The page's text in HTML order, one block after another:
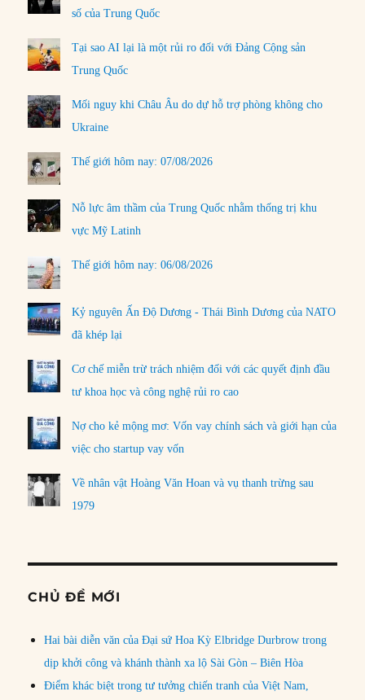
số của Trung Quốc
Tại sao AI lại là một rủi ro đối với Đảng Cộng sản
Trung Quốc
Mối nguy khi Châu Âu do dự hỗ trợ phòng không cho
Ukraine
Thế giới hôm nay: 07/08/2026
Nỗ lực âm thầm của Trung Quốc nhằm thống trị khu
vực Mỹ Latinh
Thế giới hôm nay: 06/08/2026
Kỷ nguyên Ấn Độ Dương - Thái Bình Dương của NATO
đã khép lại
Cơ chế miễn trừ trách nhiệm đối với các quyết định đầu
tư khoa học và công nghệ rủi ro cao
Nợ cho kẻ mộng mơ: Vốn vay chính sách và giới hạn của
việc cho startup vay vốn
Về nhân vật Hoàng Văn Hoan và vụ thanh trừng sau
1979
CHỦ ĐỀ MỚI
Hai bài diễn văn của Đại sứ Hoa Kỳ Elbridge Durbrow trong
dịp khởi công và khánh thành xa lộ Sài Gòn – Biên Hòa
Điểm khác biệt trong tư tưởng chiến tranh của Việt Nam,